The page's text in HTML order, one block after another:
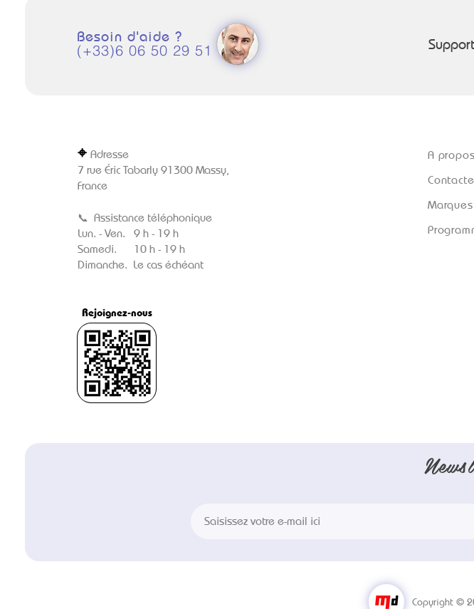
Besoin d'aide ?
(+33)6 06 50 29 51
⌖ Adresse
7 rue Éric Tabarly 91300 Massy,
France
📞 Assistance téléphonique
Lun. - Ven. 9 h - 19 h
Samedi. 10 h - 19 h
Dimanche. Le cas échéant
Rejoignez-nous
A propos
Copyright ©